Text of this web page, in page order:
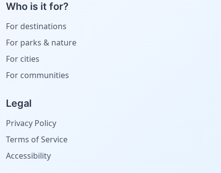
Who is it for?
For destinations
For parks & nature
For cities
For communities
Legal
Privacy Policy
Terms of Service
Accessibility